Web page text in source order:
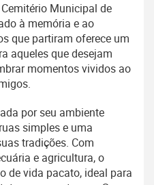
Municipal de
à memória e ao
que partiram oferece um
aqueles que desejam
momentos vividos ao
por seu ambiente
simples e uma
tradições. Com
e agricultura, o
de vida pacato, ideal para